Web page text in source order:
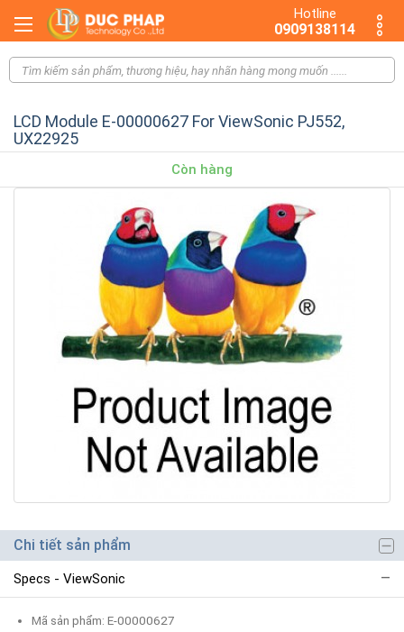
Hotline
0909138114
LCD Module E-00000627 For ViewSonic PJ552,
UX22925
Còn hàng
Chi tiết sản phẩm
Specs - ViewSonic
Mã sản phẩm: E-00000627